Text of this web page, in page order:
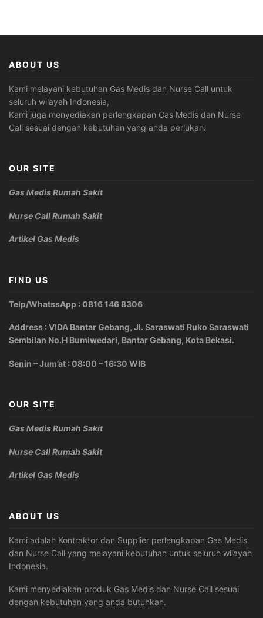
ABOUT US
Kami melayani kebutuhan Gas Medis dan Nurse Call untuk
seluruh wilayah Indonesia,
Kami juga menyediakan perlengkapan Gas Medis dan Nurse
Call sesuai dengan kebutuhan yang anda perlukan.
OUR SITE
Gas Medis Rumah Sakit
Nurse Call Rumah Sakit
Artikel Gas Medis
FIND US
Telp/WhatssApp : 0816 146 8306
Address : VIDA Bantar Gebang, Jl. Saraswati Ruko Saraswati
Sembilan No.H Bumiwedari, Bantar Gebang, Kota Bekasi.
Senin – Jum’at : 08:00 – 16:30 WIB
OUR SITE
Gas Medis Rumah Sakit
Nurse Call Rumah Sakit
Artikel Gas Medis
ABOUT US
Kami adalah Kontraktor dan Supplier perlengkapan Gas Medis
dan Nurse Call yang melayani kebutuhan untuk seluruh wilayah
Indonesia.
Kami menyediakan produk Gas Medis dan Nurse Call sesuai
dengan kebutuhan yang anda butuhkan.